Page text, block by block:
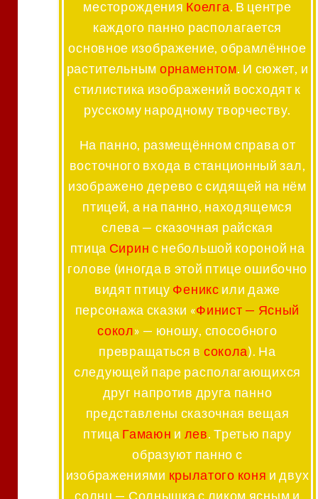
месторождения Коелга. В центре
каждого панно располагается
основное изображение, обрамлённое
растительным орнаментом. И сюжет, и
стилистика изображений восходят к
русскому народному творчеству.
На панно, размещённом справа от
восточного входа в станционный зал,
изображено дерево с сидящей на нём
птицей, а на панно, находящемся
слева — сказочная райская
птица Сирин с небольшой короной на
голове (иногда в этой птице ошибочно
видят птицу Феникс или даже
персонажа сказки «Финист — Ясный
сокол» — юношу, способного
превращаться в сокола). На
следующей паре располагающихся
друг напротив друга панно
представлены сказочная вещая
птица Гамаюн и лев. Третью пару
образуют панно с
изображениями крылатого коня и двух
солнц — Солнышка с ликом ясным и